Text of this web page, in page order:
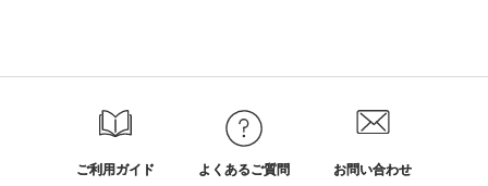
ご利用ガイド よくあるご質問 お問い合わせ